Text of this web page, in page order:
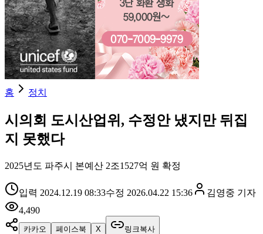
홈 정치
시의회 도시산업위, 수정안 냈지만 뒤집
지 못했다
2025년도 파주시 본예산 2조1527억 원 확정
입력 2024.12.19 08:33수정 2026.04.22 15:36 김영중 기자
4,490
카카오 페이스북 X 링크복사